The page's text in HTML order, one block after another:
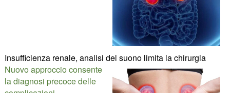
Insufficienza renale, analisi del suono limita la chirurgia
Nuovo approccio consente
la diagnosi precoce delle